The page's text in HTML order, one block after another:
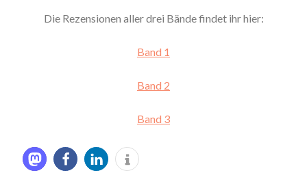
Die Rezensionen aller drei Bände findet ihr hier:
Band 1
Band 2
Band 3